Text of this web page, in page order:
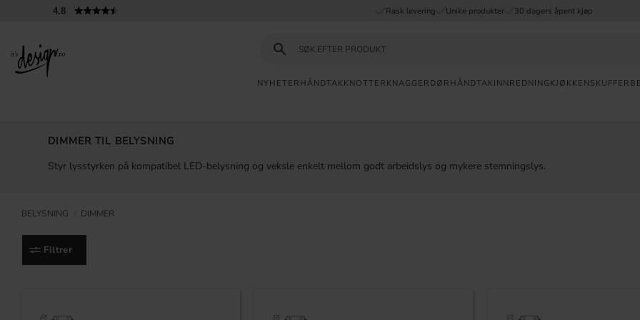
4.8 Rask levering Unike produkter 30 dagers åpent kjøp
NYHETER HÅNDTAKKNOTTER KNAGGER DØRHÅNDTAKINNREDNING KJØKKENSKUFFER
BELYSNING DIMMER
DIMMER TIL BELYSNING
Styr lysstyrken på kompatibel LED-belysning og veksle enkelt mellom godt arbeidslys og mykere stemningslys.
Filtrer
Design
LEVERING